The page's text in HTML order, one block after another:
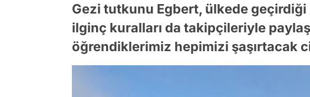
Gezi tutkunu Egbert, ülkede
ilginç kuralları da takipçileriyle
öğrendiklerimiz hepimizi şaşırtacak